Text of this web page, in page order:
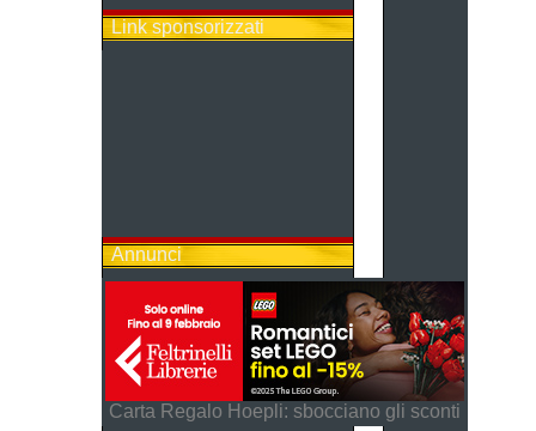
Link sponsorizzati
Annunci
Carta Regalo Hoepli: sbocciano gli sconti